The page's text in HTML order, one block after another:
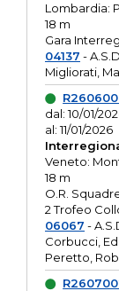
Lombardia:
18 m
Gara
04137 -
Migliorati,
dal: 10/01/
al: 11/01/2026
Veneto:
18 m
O.R.
2 Trofeo
06067 -
Corbucci,
Peretto,